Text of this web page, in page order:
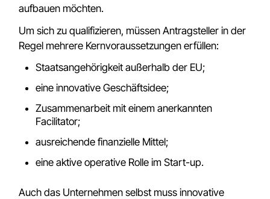
aufbauen möchten.
Um sich zu qualifizieren, müssen Antragsteller in der
Regel mehrere Kernvoraussetzungen erfüllen:
Staatsangehörigkeit außerhalb der EU;
eine innovative Geschäftsidee;
Zusammenarbeit mit einem anerkannten
Facilitator;
ausreichende finanzielle Mittel;
eine aktive operative Rolle im Start-up.
Auch das Unternehmen selbst muss innovative